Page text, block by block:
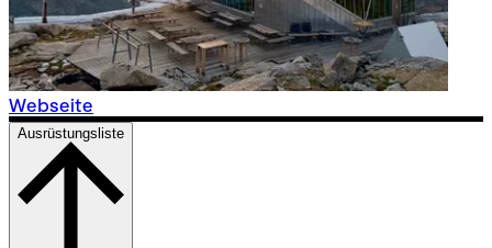
Webseite
Ausrüstungsliste